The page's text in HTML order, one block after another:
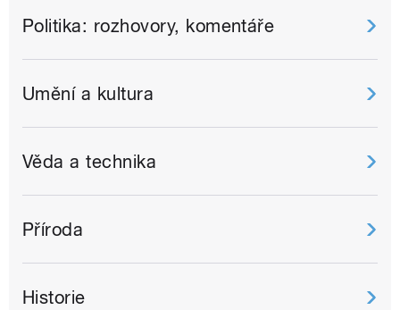
Politika: rozhovory, komentáře
Umění a kultura
Věda a technika
Příroda
Historie